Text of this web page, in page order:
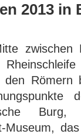
2013 in
zwischen
den
Burg,
Museum,